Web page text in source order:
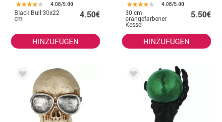
4.08/5.00
Black Bull 30x22
cm 4.50€
HINZUFÜGEN
4.08/5.00
30 cm
orangefarbener
Kessel
5.50€
HINZUFÜGEN